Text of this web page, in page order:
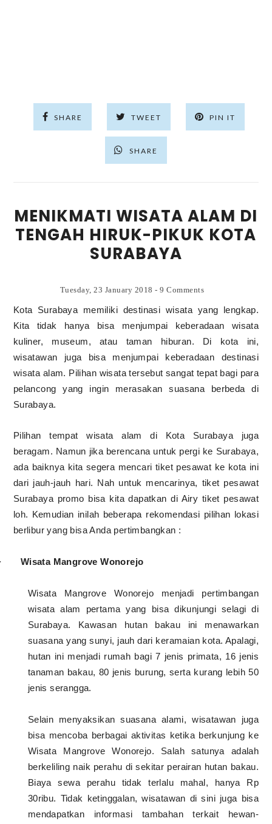
SHARE TWEET PIN IT
SHARE
MENIKMATI WISATA ALAM DI
TENGAH HIRUK-PIKUK KOTA
SURABAYA
Tuesday, 23 January 2018-9 Comments
Kota Surabaya memiliki destinasi wisata yang lengkap.
Kita tidak hanya bisa menjumpai keberadaan wisata
kuliner, museum, atau taman hiburan. Di kota ini,
wisatawan juga bisa menjumpai keberadaan destinasi
wisata alam. Pilihan wisata tersebut sangat tepat bagi para
pelancong yang ingin merasakan suasana berbeda di
Surabaya.
Pilihan tempat wisata alam di Kota Surabaya juga
beragam. Namun jika berencana untuk pergi ke Surabaya,
ada baiknya kita segera mencari tiket pesawat ke kota ini
dari jauh-jauh hari. Nah untuk mencarinya, tiket pesawat
Surabaya promo bisa kita dapatkan di Airy tiket pesawat
loh. Kemudian inilah beberapa rekomendasi pilihan lokasi
berlibur yang bisa Anda pertimbangkan :
Wisata Mangrove Wonorejo
Wisata Mangrove Wonorejo menjadi pertimbangan
wisata alam pertama yang bisa dikunjungi selagi di
Surabaya. Kawasan hutan bakau ini menawarkan
suasana yang sunyi, jauh dari keramaian kota. Apalagi,
hutan ini menjadi rumah bagi 7 jenis primata, 16 jenis
tanaman bakau, 80 jenis burung, serta kurang lebih 50
jenis serangga.
Selain menyaksikan suasana alami, wisatawan juga
bisa mencoba berbagai aktivitas ketika berkunjung ke
Wisata Mangrove Wonorejo. Salah satunya adalah
berkeliling naik perahu di sekitar perairan hutan bakau.
Biaya sewa perahu tidak terlalu mahal, hanya Rp
30ribu. Tidak ketinggalan, wisatawan di sini juga bisa
mendapatkan informasi tambahan terkait hewan-